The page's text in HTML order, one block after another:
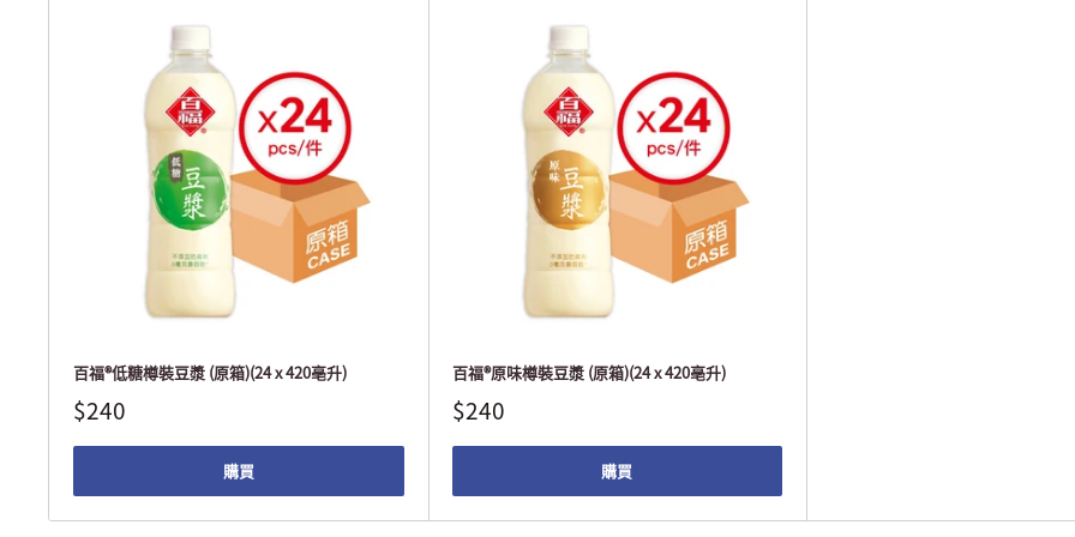
百福®低糖樽裝豆漿 (原箱)(24 x 420亳升)
$240
購買
百福®原味樽裝豆漿 (原箱)(24 x 420亳升)
$240
購買